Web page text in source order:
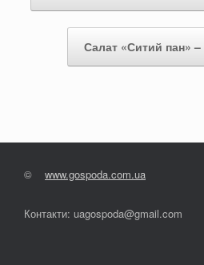
Салат «Ситий пан»
© www.gospoda.com.ua
Контакти: uagospoda@gmail.com